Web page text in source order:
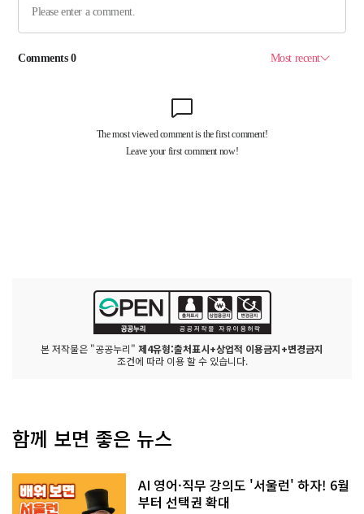
본 저작물은 "공공누리" 제4유형:출처표시+상업적 이용금지+변경금지
조건에 따라 이용 할 수 있습니다.
함께 보면 좋은 뉴스
AI 영어·직무 강의도 '서울런' 하자! 6월
부터 선택권 확대